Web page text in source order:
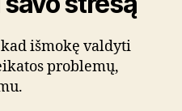
išmokę valdyti
problemų,